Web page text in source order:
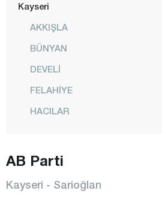
Kayseri
AKKIŞLA
BÜNYAN
DEVELİ
FELAHİYE
HACILAR
AB Parti
Kayseri - Sarioğlan